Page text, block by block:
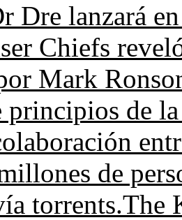
Dre lanzará
Chiefs
Mark
principios de
de
torrents.The